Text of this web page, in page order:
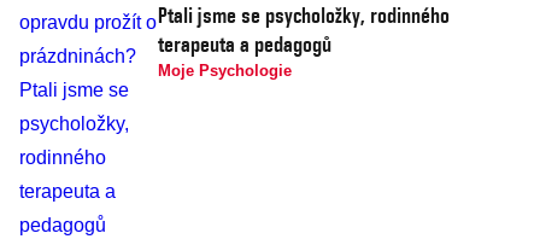
Ptali jsme se psycholožky, rodinného
terapeuta a pedagogů
Moje Psychologie